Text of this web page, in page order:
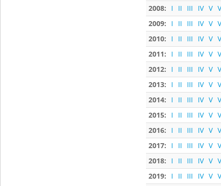
2008:
I II III IV V
2009:
I II III IV V
2010:
I II III IV V
2011:
I II III IV V
2012:
I II III IV V
2013:
I II III IV V
2014:
I II III IV V
2015:
I II III IV V
2016:
I II III IV V
2017:
I II III IV V
2018:
I II III IV V
2019:
I II III IV V